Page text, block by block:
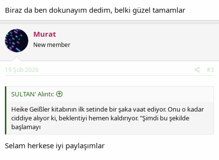
Biraz da ben dokunayım dedim, belki güzel tamamlar
Murat
New member
19 Şub 2026 #3
SULTAN' Alıntı:
Heike Geißler kitabının ilk setinde bir şaka vaat ediyor. Onu o kadar
ciddiye alıyor ki, beklentiyi hemen kaldırıyor. "Şimdi bu şekilde
başlamayı
Selam herkese iyi paylaşımlar